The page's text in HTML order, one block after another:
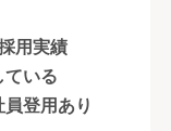
用実績
ている
員登用あり